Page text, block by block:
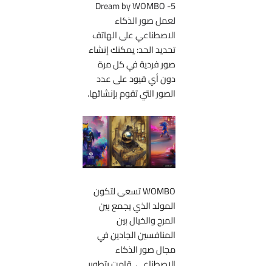
5- Dream by WOMBO
لعمل صور الذكاء
الاصطناعي على الهاتف
تحديد الحد: يمكنك إنشاء
صور فردية في كل مرة
دون أي قيود على عدد
الصور التي تقوم بإنشائها.
WOMBO تسعى لتكون
المولد الذي يجمع بين
المرح والخيال بين
المنافسين الجادين في
مجال صور الذكاء